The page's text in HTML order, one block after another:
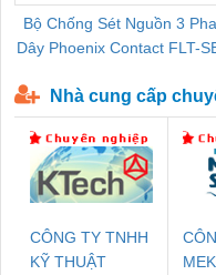
Bộ Chống Sét Nguồn 3
Dây Phoenix Contact FLT-
Nhà cung cấp
CÔNG TY TNHH
KỸ THUẬT